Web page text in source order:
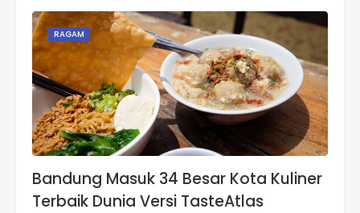
RAGAM
Bandung Masuk 34 Besar Kota Kuliner
Terbaik Dunia Versi TasteAtlas